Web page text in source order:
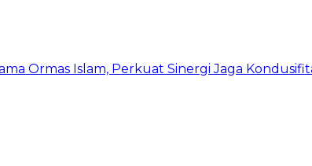
Ormas Islam, Perkuat Sinergi Jaga